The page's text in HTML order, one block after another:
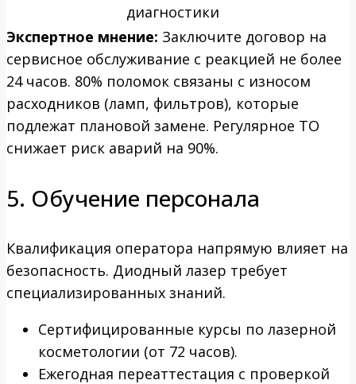
диагностики
Экспертное мнение: Заключите договор на
сервисное обслуживание с реакцией не более
24 часов. 80% поломок связаны с износом
расходников (ламп, фильтров), которые
подлежат плановой замене. Регулярное ТО
снижает риск аварий на 90%.
5. Обучение персонала
Квалификация оператора напрямую влияет на
безопасность. Диодный лазер требует
специализированных знаний.
Сертифицированные курсы по лазерной
косметологии (от 72 часов).
Ежегодная переаттестация с проверкой